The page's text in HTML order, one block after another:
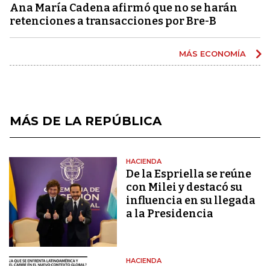
Ana María Cadena afirmó que no se harán
retenciones a transacciones por Bre-B
MÁS ECONOMÍA
MÁS DE LA REPÚBLICA
HACIENDA
De la Espriella se reúne
con Milei y destacó su
influencia en su llegada
a la Presidencia
HACIENDA